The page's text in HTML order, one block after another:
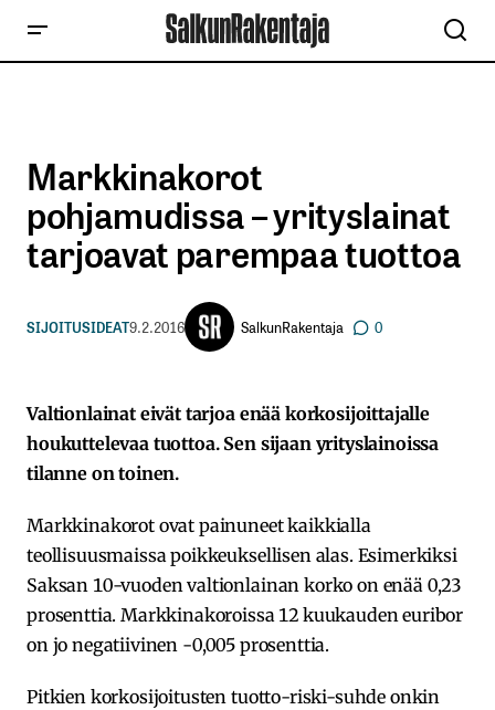
Markkinakorot
pohjamudissa – yrityslainat
tarjoavat parempaa tuottoa
SIJOITUSIDEAT9.2.2016 SalkunRakentaja 0
Valtionlainat eivät tarjoa enää korkosijoittajalle
houkuttelevaa tuottoa. Sen sijaan yrityslainoissa
tilanne on toinen.
Markkinakorot ovat painuneet kaikkialla
teollisuusmaissa poikkeuksellisen alas. Esimerkiksi
Saksan 10-vuoden valtionlainan korko on enää 0,23
prosenttia. Markkinakoroissa 12 kuukauden euribor
on jo negatiivinen -0,005 prosenttia.
Pitkien korkosijoitusten tuotto-riski-suhde onkin